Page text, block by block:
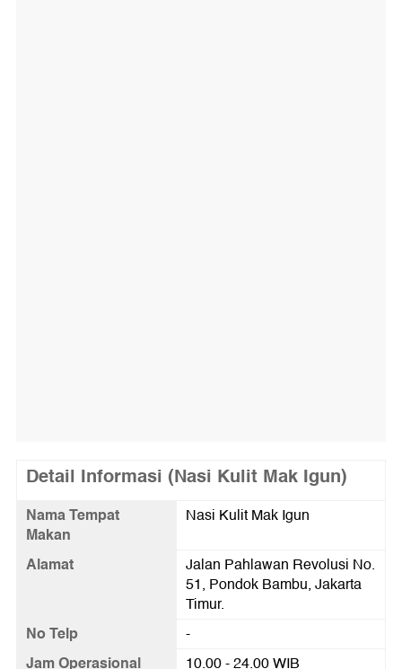
Detail Informasi (Nasi Kulit Mak Igun)
Nama Tempat
Makan
Nasi Kulit Mak Igun
Alamat
Jalan Pahlawan Revolusi No.
51, Pondok Bambu, Jakarta
Timur.
No Telp -
Jam Operasional 10.00 - 24.00 WIB